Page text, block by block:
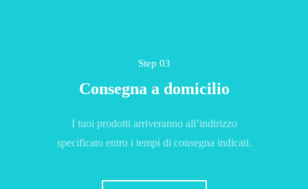
Step 03
Consegna a domicilio
I tuoi prodotti arriveranno all’indirizzo
specificato entro i tempi di consegna indicati.